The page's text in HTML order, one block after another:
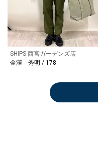
SHIPS 西宮ガーデンズ店
金澤 秀明 / 178